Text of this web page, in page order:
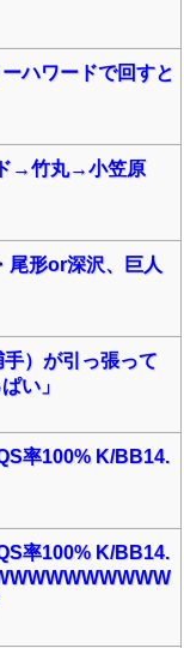
ハワードで回すと
ド→竹丸→小笠原
尾形or深沢、巨人
）が引っ張って
い」
率100% K/BB14.
率100% K/BB14.